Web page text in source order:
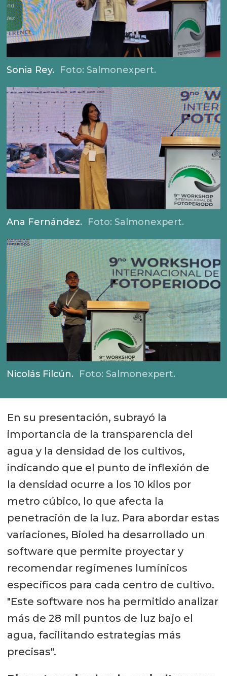
Sonia Rey. Foto: Salmonexpert.
Ana Fernández. Foto: Salmonexpert.
Nicolás Filcún. Foto: Salmonexpert.
En su presentación, subrayó la
importancia de la transparencia del
agua y la densidad de los cultivos,
indicando que el punto de inflexión de
la densidad ocurre a los 10 kilos por
metro cúbico, lo que afecta la
penetración de la luz. Para abordar estas
variaciones, Bioled ha desarrollado un
software que permite proyectar y
recomendar regímenes lumínicos
específicos para cada centro de cultivo.
"Este software nos ha permitido analizar
más de 28 mil puntos de luz bajo el
agua, facilitando estrategias más
precisas".